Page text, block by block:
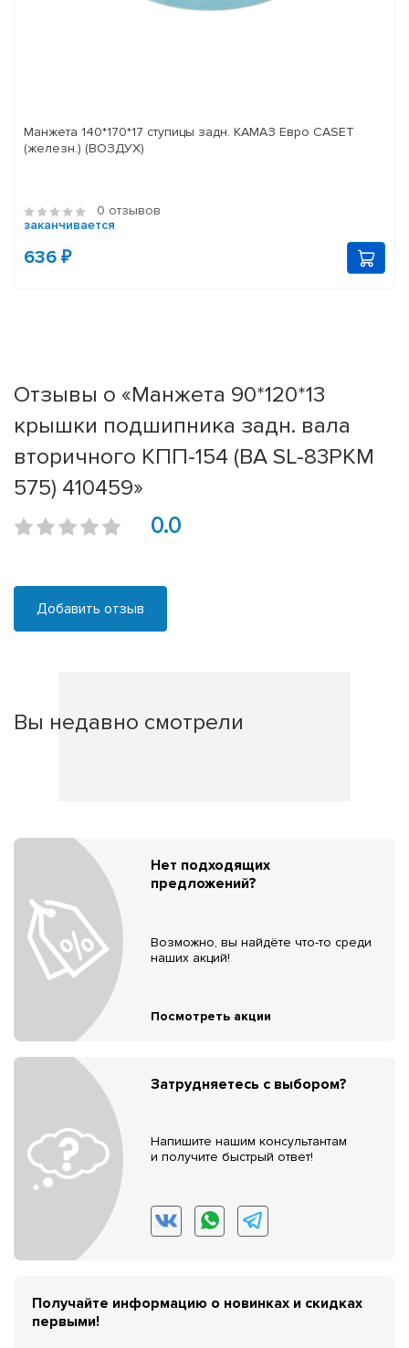
Манжета 140*170*17 ступицы задн. КАМАЗ Евро CASET
(железн.) (ВОЗДУХ)
0 отзывов
заканчивается
636 ₽
Отзывы о «Манжета 90*120*13
крышки подшипника задн. вала
вторичного КПП-154 (BA SL-83РКМ
575) 410459»
0.0
Добавить отзыв
Вы недавно смотрели
Нет подходящих
предложений?
Возможно, вы найдёте что-то среди
наших акций!
Посмотреть акции
Затрудняетесь с выбором?
Напишите нашим консультантам
и получите быстрый ответ!
Получайте информацию о новинках и скидках
первыми!